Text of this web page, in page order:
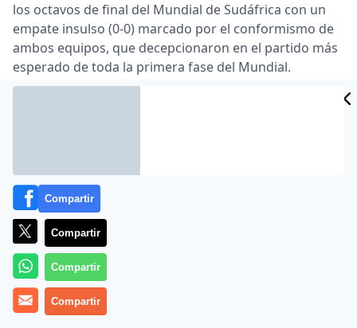
los octavos de final del Mundial de Sudáfrica con un
empate insulso (0-0) marcado por el conformismo de
ambos equipos, que decepcionaron en el partido más
esperado de toda la primera fase del Mundial.
sin Hugo Almeida, Liedson, Simao ni el mermado Deco.
En el bando luso, el dibujo de Carlos Queiroz, con el
reaparecido Pepe como mediocentro defensivo,
convirtió a Cristiano Ronaldo en un solitario naúfrago
al ataque.
El seleccionador portugués regaló sin reparos la
posesión a la ‘canarinha’, que respondió trasladando el
Compartir
Compartir
Compartir
Compartir